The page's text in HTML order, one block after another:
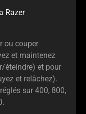
Razer
ou couper
et maintenez
éteindre) et pour
et relâchez).
sur 400, 800,